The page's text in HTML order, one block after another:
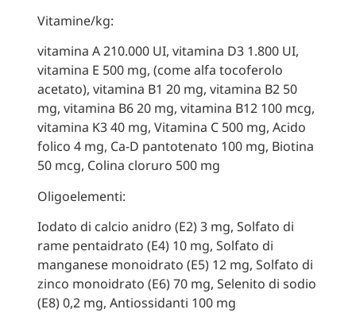
Vitamine/kg:
vitamina A 210.000 UI, vitamina D3 1.800 UI,
vitamina E 500 mg, (come alfa tocoferolo
acetato), vitamina B1 20 mg, vitamina B2 50
mg, vitamina B6 20 mg, vitamina B12 100 mcg,
vitamina K3 40 mg, Vitamina C 500 mg, Acido
folico 4 mg, Ca-D pantotenato 100 mg, Biotina
50 mcg, Colina cloruro 500 mg
Oligoelementi:
Iodato di calcio anidro (E2) 3 mg, Solfato di
rame pentaidrato (E4) 10 mg, Solfato di
manganese monoidrato (E5) 12 mg, Solfato di
zinco monoidrato (E6) 70 mg, Selenito di sodio
(E8) 0,2 mg, Antiossidanti 100 mg